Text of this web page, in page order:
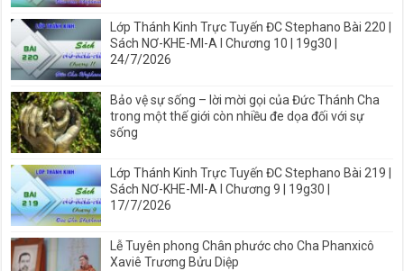
Lớp Thánh Kinh Trực Tuyến ĐC Stephano Bài 220 |
Sách NƠ-KHE-MI-A I Chương 10 | 19g30 |
24/7/2026
Bảo vệ sự sống – lời mời gọi của Đức Thánh Cha
trong một thế giới còn nhiều đe dọa đối với sự
sống
Lớp Thánh Kinh Trực Tuyến ĐC Stephano Bài 219 |
Sách NƠ-KHE-MI-A I Chương 9 | 19g30 |
17/7/2026
Lễ Tuyên phong Chân phước cho Cha Phanxicô
Xaviê Trương Bửu Diệp